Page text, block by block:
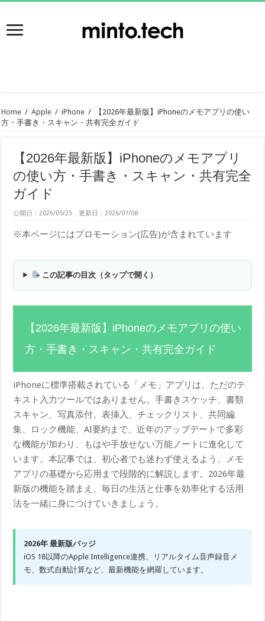
Home / Apple / iPhone /
【2026年最新版】iPhoneのメモアプリの使い
方・手書き・スキャン・共有完全ガイド
【2026年最新版】iPhoneのメモアプリ
の使い方・手書き・スキャン・共有完全
ガイド
公開日：2026/05/25 更新日：2026/07/08
※本ページにはプロモーション(広告)が含まれています
この記事の目次（タップで開く）
【2026年最新版】iPhoneのメモアプリの使い
方・手書き・スキャン・共有完全ガイド
iPhoneに標準搭載されている「メモ」アプリは、ただのテ
キスト入力ツールではありません。手書きスケッチ、書類
スキャン、写真添付、表挿入、チェックリスト、共同編
集、ロック機能、AI要約まで、近年のアップデートで多彩
な機能が加わり、もはや手放せない万能ノートに進化して
います。本記事では、初心者でも迷わず使えるよう、メモ
アプリの基礎から応用まで段階的に解説します。2026年最
新版の機能を踏まえ、毎日の生活と仕事を効率化する活用
法を一緒に身につけていきましょう。
2026年 最新版バッジ
iOS 18以降のApple Intelligence連携、リアルタイム音声録音メ
モ、数式自動計算など、最新機能を網羅しています。